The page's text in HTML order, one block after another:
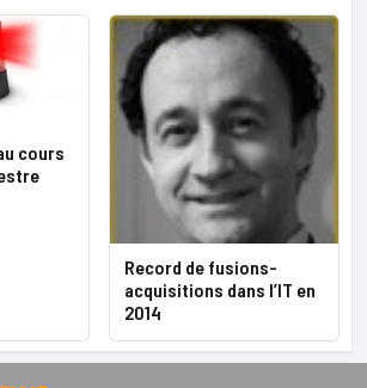
cours
Record de fusions-
acquisitions dans l’IT en
2014